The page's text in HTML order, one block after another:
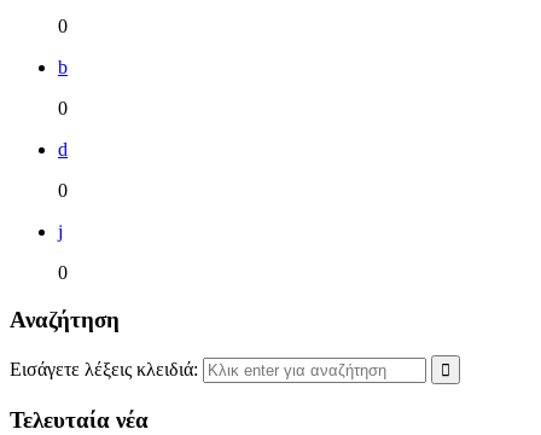
0
b
0
d
0
j
0
Αναζήτηση
Εισάγετε λέξεις κλειδιά:
Τελευταία νέα